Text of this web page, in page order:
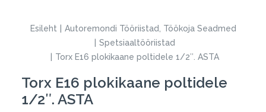
Esileht
Autoremondi Tööriistad, Töökoja Seadmed
Spetsiaaltööriistad
Torx E16 plokikaane poltidele 1/2″. ASTA
Torx E16 plokikaane poltidele
1/2″. ASTA